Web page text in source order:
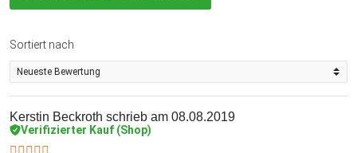
Sortiert nach
Kerstin Beckroth schrieb am 08.08.2019
Verifizierter Kauf (Shop)